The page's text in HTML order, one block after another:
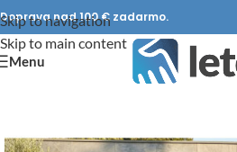
Skip to navigation
Skip to main content
Doprava nad 100 € zadarmo.
Menu